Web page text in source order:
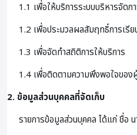
1.1 เพื่อให้บริการระบบบริหารจัดก
1.2 เพื่อประมวลผลสัมฤทธิ์การเรีย
1.3 เพื่อจัดทำสถิติการให้บริการ
1.4 เพื่อติดตามความพึงพอใจของ
2. ข้อมูลส่วนบุคคลที่จัดเก็บ
รายการข้อมูลส่วนบุคคล ได้แก่ ชื่อ